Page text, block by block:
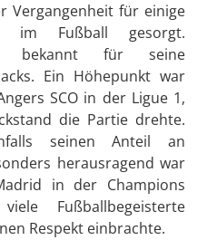
Vergangenheit für einige
im Fußball gesorgt.
bekannt für seine
Ein Höhepunkt war
SCO in der Ligue 1,
die Partie drehte.
seinen Anteil an
herausragend war
in der Champions
Fußballbegeisterte
Respekt einbrachte.